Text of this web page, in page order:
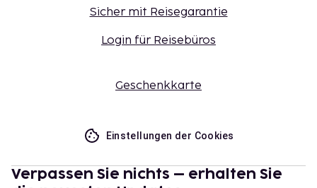
Sicher mit Reisegarantie
Login für Reisebüros
Geschenkkarte
Einstellungen der Cookies
Verpassen Sie nichts – erhalten Sie